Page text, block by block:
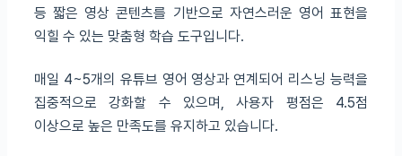
등 짧은 영상 콘텐츠를 기반으로 자연스러운 영어 표현을
익힐 수 있는 맞춤형 학습 도구입니다.
매일 4~5개의 유튜브 영어 영상과 연계되어 리스닝 능력을
집중적으로 강화할 수 있으며, 사용자 평점은 4.5점
이상으로 높은 만족도를 유지하고 있습니다.